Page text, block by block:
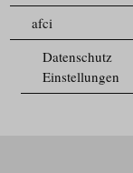
afci
Datenschutz
Einstellungen